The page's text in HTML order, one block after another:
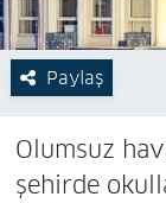
Paylaş
Olumsuz
şehirde